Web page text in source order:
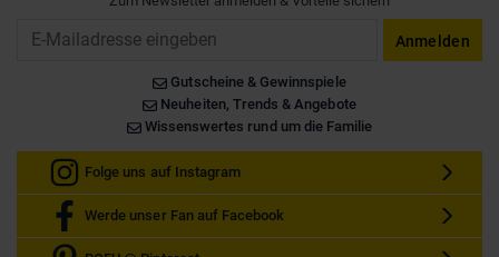
Anmelden
Gutscheine & Gewinnspiele
Neuheiten, Trends & Angebote
Wissenswertes rund um die Familie
Folge uns auf Instagram
Werde unser Fan auf Facebook